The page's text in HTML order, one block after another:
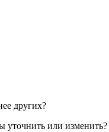
других?
уточнить или изменить?